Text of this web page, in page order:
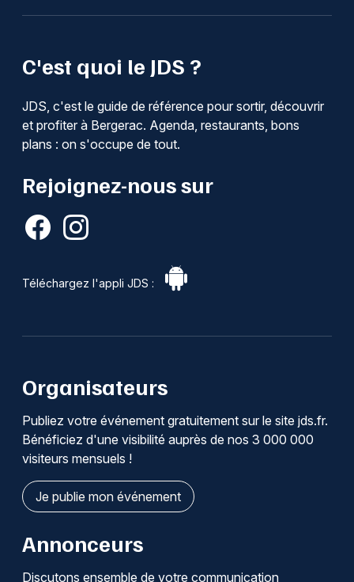
C'est quoi le JDS ?
JDS, c'est le guide de référence pour sortir, découvrir
et profiter à Bergerac. Agenda, restaurants, bons
plans : on s'occupe de tout.
Rejoignez-nous sur
Téléchargez l'appli JDS :
Organisateurs
Publiez votre événement gratuitement sur le site jds.fr.
Bénéficiez d'une visibilité auprès de nos 3 000 000
visiteurs mensuels !
Je publie mon événement
Annonceurs
Discutons ensemble de votre communication